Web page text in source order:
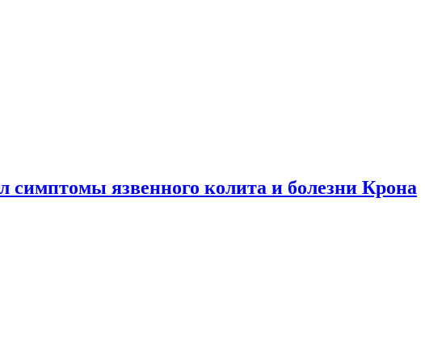
симптомы язвенного колита и болезни Крона